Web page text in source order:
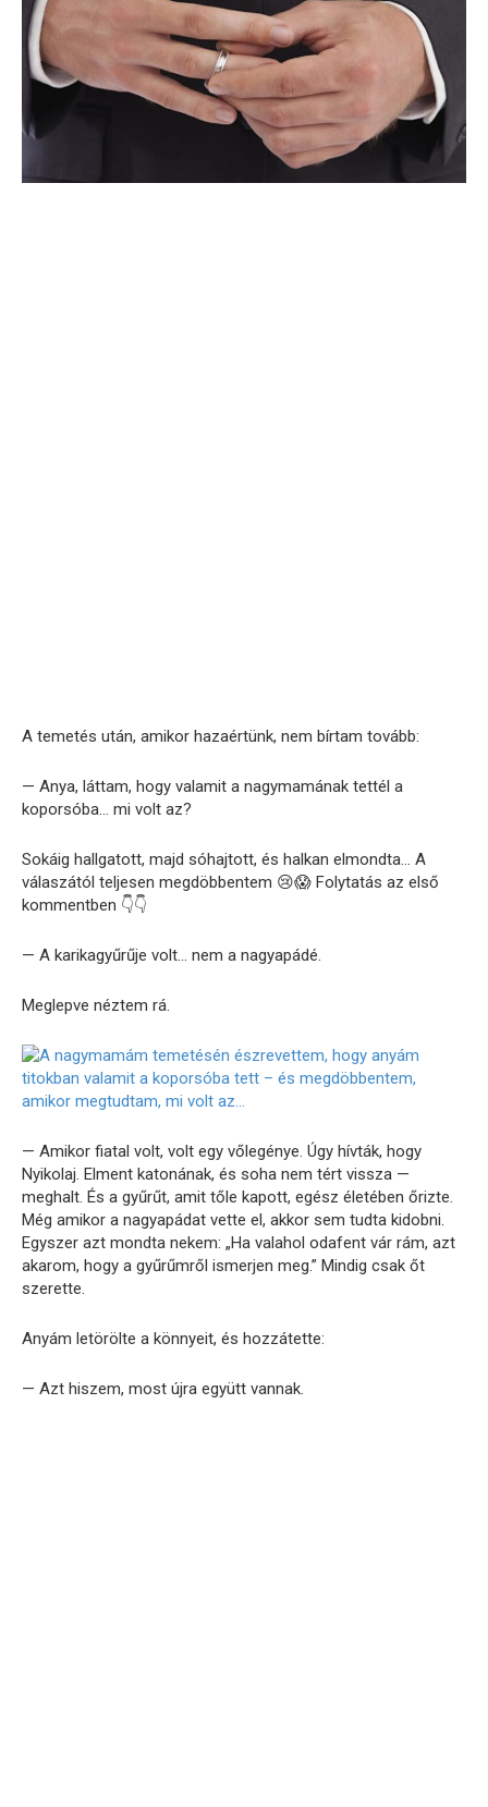
A temetés után, amikor hazaértünk, nem bírtam tovább:
— Anya, láttam, hogy valamit a nagymamának tettél a
koporsóba… mi volt az?
Sokáig hallgatott, majd sóhajtott, és halkan elmondta… A
válaszától teljesen megdöbbentem 😢😱 Folytatás az első
kommentben 👇👇
— A karikagyűrűje volt… nem a nagyapádé.
Meglepve néztem rá.
— Amikor fiatal volt, volt egy vőlegénye. Úgy hívták, hogy
Nyikolaj. Elment katonának, és soha nem tért vissza —
meghalt. És a gyűrűt, amit tőle kapott, egész életében őrizte.
Még amikor a nagyapádat vette el, akkor sem tudta kidobni.
Egyszer azt mondta nekem: „Ha valahol odafent vár rám, azt
akarom, hogy a gyűrűmről ismerjen meg.” Mindig csak őt
szerette.
Anyám letörölte a könnyeit, és hozzátette:
— Azt hiszem, most újra együtt vannak.